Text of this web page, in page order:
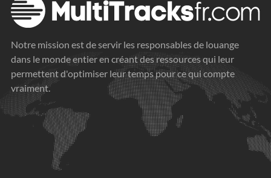
Notre mission est de servir les responsables de louange
dans le monde entier en créant des ressources qui leur
permettent d'optimiser leur temps pour ce qui compte
vraiment.